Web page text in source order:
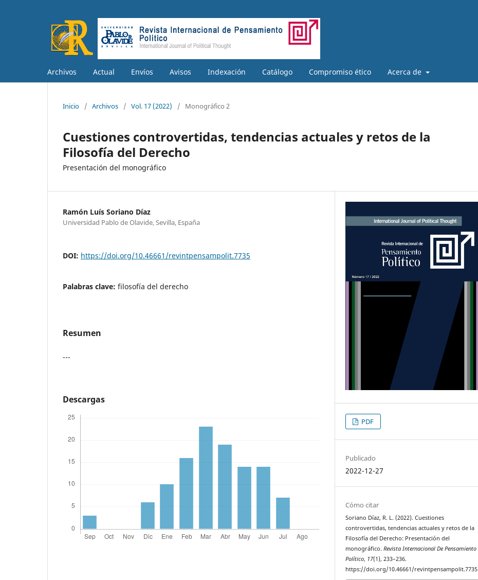
Archivos Actual Envíos Avisos Indexación Catálogo Compromiso ético Acerca de
Inicio / Archivos / Vol. 17 (2022) / Monográfico 2
Cuestiones controvertidas, tendencias actuales y retos de la
Filosofía del Derecho
Presentación del monográfico
Ramón Luís Soriano Díaz
Universidad Pablo de Olavide, Sevilla, España
DOI: https://doi.org/10.46661/revintpensampolit.7735
Palabras clave: filosofía del derecho
Resumen
---
Descargas
PDF
Publicado
2022-12-27
Cómo citar
Soriano Díaz, R. L. (2022). Cuestiones
controvertidas, tendencias actuales y retos de la
Filosofía del Derecho: Presentación del
monográfico.Revista Internacional De Pensamiento
Político, 17(1), 233–236.
https://doi.org/10.46661/revintpensampolit.7735